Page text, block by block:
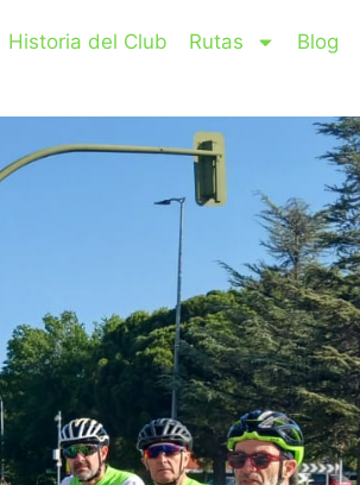
Historia del Club Rutas Blog